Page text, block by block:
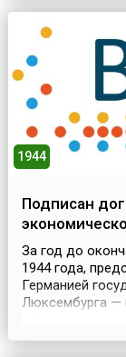
добилась
1944
Подписан
За год до
1944 года,
Германией
Люксембурга —
Бенилюкс.